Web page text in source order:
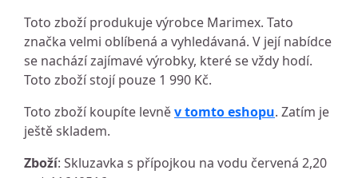
Toto zboží produkuje výrobce Marimex. Tato
značka velmi oblíbená a vyhledávaná. V její nabídce
se nachází zajímavé výrobky, které se vždy hodí.
Toto zboží stojí pouze 1 990 Kč.
Toto zboží koupíte levněv tomto eshopu. Zatím je
ještě skladem.
Zboží: Skluzavka s přípojkou na vodu červená 2,20